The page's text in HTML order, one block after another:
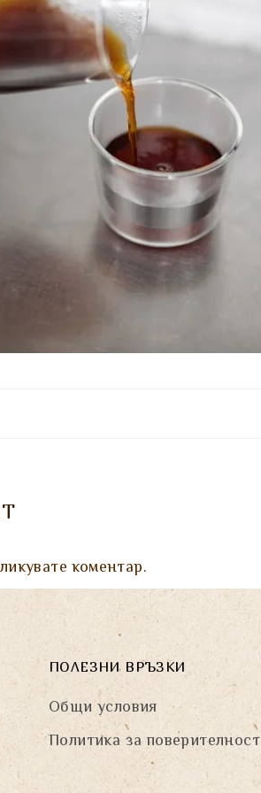
коментар.
ПОЛЕЗНИ ВРЪЗКИ
Общи условия
Политика за поверителност